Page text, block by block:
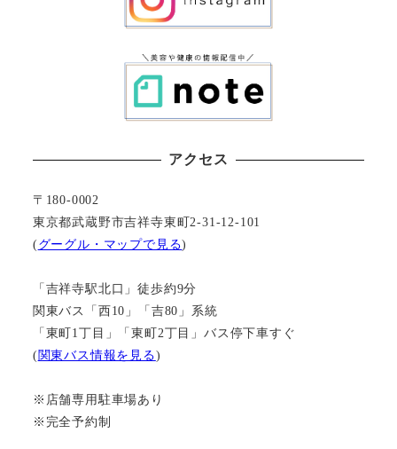
アクセス
〒180-0002
東京都武蔵野市吉祥寺東町2-31-12-101
(グーグル・マップで見る)
「吉祥寺駅北口」徒歩約9分
関東バス「西10」「吉80」系統
「東町1丁目」「東町2丁目」バス停下車すぐ
(関東バス情報を見る)
※店舗専用駐車場あり
※完全予約制